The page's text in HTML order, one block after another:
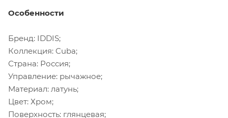
Особенности
Бренд: IDDIS;
Коллекция: Cuba;
Страна: Россия;
Управление: рычажное;
Материал: латунь;
Цвет: Хром;
Поверхность: глянцевая;